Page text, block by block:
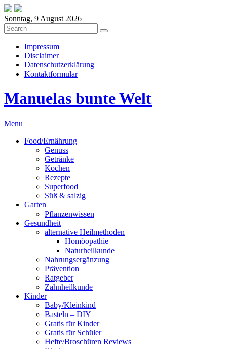
Sonntag, 9 August 2026
Impressum
Disclaimer
Datenschutzerklärung
Kontaktformular
Manuelas bunte Welt
Menu
Food/Ernährung
Genuss
Getränke
Kochen
Rezepte
Superfood
Süß & salzig
Garten
Pflanzenwissen
Gesundheit
alternative Heilmethoden
Homöopathie
Naturheilkunde
Nahrungsergänzung
Prävention
Ratgeber
Zahnheilkunde
Kinder
Baby/Kleinkind
Basteln – DIY
Gratis für Kinder
Gratis für Schüler
Hefte/Broschüren Reviews